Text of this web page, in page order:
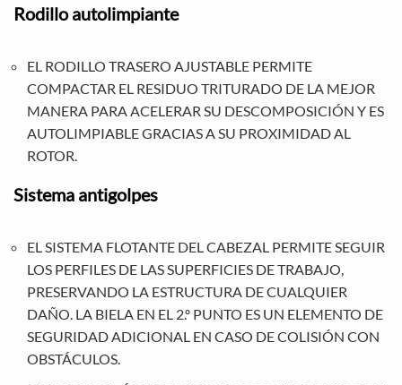
Rodillo autolimpiante
EL RODILLO TRASERO AJUSTABLE PERMITE
COMPACTAR EL RESIDUO TRITURADO DE LA MEJOR
MANERA PARA ACELERAR SU DESCOMPOSICIÓN Y ES
AUTOLIMPIABLE GRACIAS A SU PROXIMIDAD AL
ROTOR.
Sistema antigolpes
EL SISTEMA FLOTANTE DEL CABEZAL PERMITE SEGUIR
LOS PERFILES DE LAS SUPERFICIES DE TRABAJO,
PRESERVANDO LA ESTRUCTURA DE CUALQUIER
DAÑO. LA BIELA EN EL 2.º PUNTO ES UN ELEMENTO DE
SEGURIDAD ADICIONAL EN CASO DE COLISIÓN CON
OBSTÁCULOS.